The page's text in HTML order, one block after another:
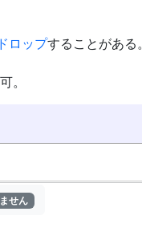
ドロップすることがある。
。
せん